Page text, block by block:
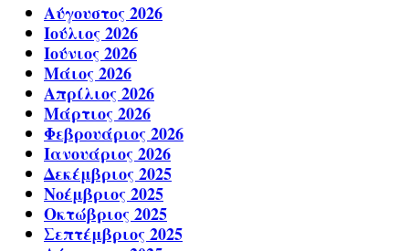
Αύγουστος 2026
Ιούλιος 2026
Ιούνιος 2026
Μάιος 2026
Απρίλιος 2026
Μάρτιος 2026
Φεβρουάριος 2026
Ιανουάριος 2026
Δεκέμβριος 2025
Νοέμβριος 2025
Οκτώβριος 2025
Σεπτέμβριος 2025